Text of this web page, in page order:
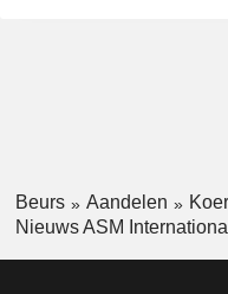
Beurs Aandelen
Nieuws ASM